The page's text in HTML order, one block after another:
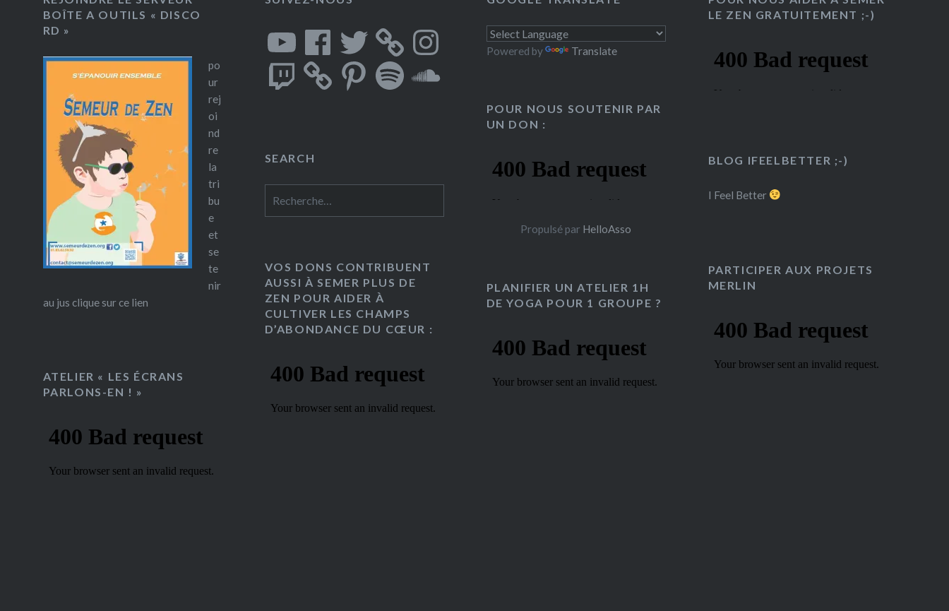
BOÎTE A OUTILS « DISCO
RD »
po
ur
rej
oi
nd
re
la
tri
bu
e
et
se
te
nir
au jus clique sur ce lien
YouTubeFacebookTwitter Instagram
Twitch PinterestSpotify
Powered by Translate
LE ZEN GRATUITEMENT ;-)
POUR NOUS SOUTENIR PAR
UN DON :
Propulsé par HelloAsso
SEARCH BLOG IFEELBETTER ;-)
I Feel Better
VOS DONS CONTRIBUENT
AUSSI À SEMER PLUS DE
ZEN POUR AIDER À
CULTIVER LES CHAMPS
D’ABONDANCE DU CŒUR :
PARTICIPER AUX PROJETS
MERLIN
PLANIFIER UN ATELIER 1H
DE YOGA POUR 1 GROUPE ?
ATELIER « LES ÉCRANS
PARLONS-EN ! »